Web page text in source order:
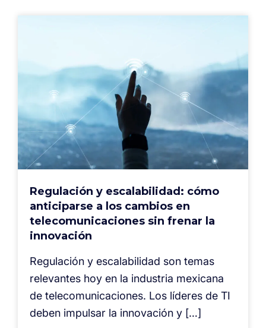
Regulación y escalabilidad: cómo
anticiparse a los cambios en
telecomunicaciones sin frenar la
innovación
Regulación y escalabilidad son temas
relevantes hoy en la industria mexicana
de telecomunicaciones. Los líderes de TI
deben impulsar la innovación y […]